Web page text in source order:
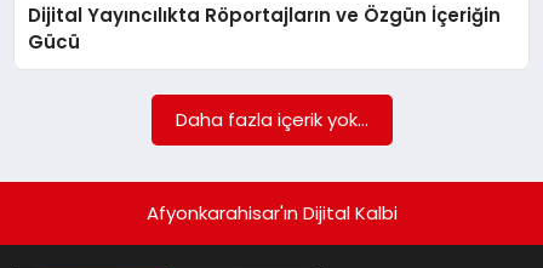
DÜNYA
Dijital Yayıncılıkta Röportajların ve Özgün İçeriğin
Gücü
Daha fazla içerik yok...
Afyonkarahisar'ın Dijital Kalbi